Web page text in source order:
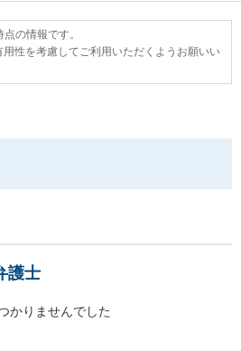
の情報です。
性を考慮してご利用いただくようお願いい
護士
かりませんでした